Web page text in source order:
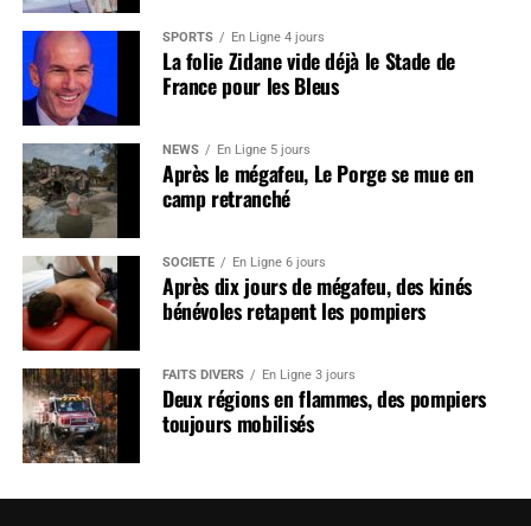
SPORTS En Ligne 4 jours
La folie Zidane vide déjà le Stade de
France pour les Bleus
NEWS En Ligne 5 jours
Après le mégafeu, Le Porge se mue en
camp retranché
SOCIÉTÉ En Ligne 6 jours
Après dix jours de mégafeu, des kinés
bénévoles retapent les pompiers
FAITS DIVERS En Ligne 3 jours
Deux régions en flammes, des pompiers
toujours mobilisés